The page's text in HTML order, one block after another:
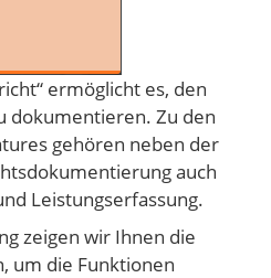
ermöglicht es, den
dokumentieren. Zu den
gehören neben der
auch
Leistungserfassung.
zeigen wir Ihnen die
um die Funktionen